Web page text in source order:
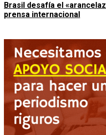
Brasil desafía el
prensa internacional